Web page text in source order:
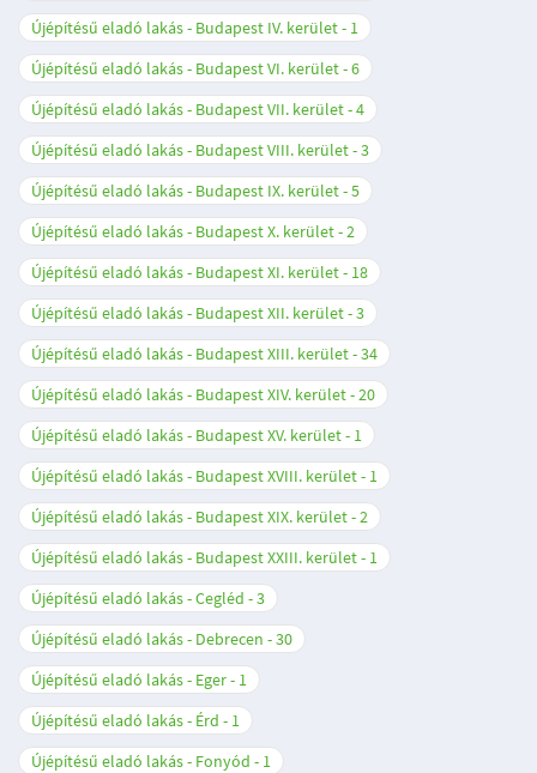
Újépítésű eladó lakás - Budapest IV. kerület
1
Újépítésű eladó lakás - Budapest VI. kerület 6
Újépítésű eladó lakás - Budapest VII. kerület 4
Újépítésű eladó lakás - Budapest VIII. kerület 3
Újépítésű eladó lakás - Budapest IX. kerület 5
Újépítésű eladó lakás - Budapest X. kerület 2
Újépítésű eladó lakás - Budapest XI. kerület
18
Újépítésű eladó lakás - Budapest XII. kerület 3
Újépítésű eladó lakás - Budapest XIII. kerület 34
Újépítésű eladó lakás - Budapest XIV. kerület 20
Újépítésű eladó lakás - Budapest XV. kerület
1
Újépítésű eladó lakás - Budapest XVIII. kerület
1
Újépítésű eladó lakás - Budapest XIX. kerület 2
Újépítésű eladó lakás - Budapest XXIII. kerület
1
Újépítésű eladó lakás - Cegléd
3
Újépítésű eladó lakás - Debrecen
30
Újépítésű eladó lakás - Eger
1
Újépítésű eladó lakás - Érd
1
Újépítésű eladó lakás - Fonyód
1